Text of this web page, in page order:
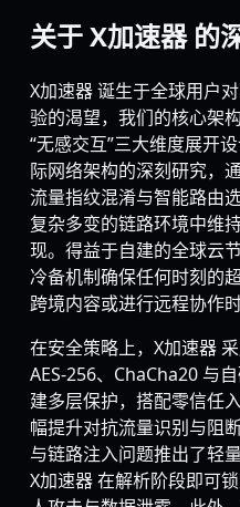
关于 X加速器 的
X加速器 诞生于全球用户
验的渴望，我们的核心架
“无感交互”三大维度展开
际网络架构的深刻研究，
流量指纹混淆与智能路由
复杂多变的链路环境中维
现。得益于自建的全球云
冷备机制确保任何时刻的
跨境内容或进行远程协作
在安全策略上，X加速器
AES-256、ChaCha20 与
建多层保护，搭配零信任
幅提升对抗流量识别与阻
与链路注入问题推出了轻
X加速器 在解析阶段即可